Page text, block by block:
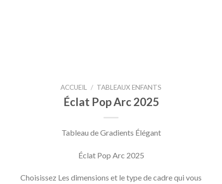
ACCUEIL / TABLEAUX ENFANTS
Éclat Pop Arc 2025
Tableau de Gradients Élégant
Éclat Pop Arc 2025
Choisissez Les dimensions et le type de cadre qui vous